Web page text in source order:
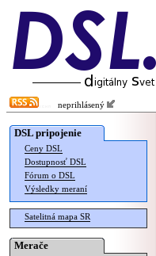
neprihlásený
DSL pripojenie
Ceny DSL
Dostupnosť DSL
Fórum o DSL
Výsledky meraní
Satelitná mapa SR
Merače